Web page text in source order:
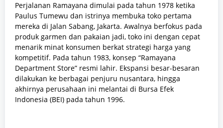
Perjalanan Ramayana dimulai pada tahun 1978 ketika
Paulus Tumewu dan istrinya membuka toko pertama
mereka di Jalan Sabang, Jakarta. Awalnya berfokus pada
produk garmen dan pakaian jadi, toko ini dengan cepat
menarik minat konsumen berkat strategi harga yang
kompetitif. Pada tahun 1983, konsep “Ramayana
Department Store” resmi lahir. Ekspansi besar-besaran
dilakukan ke berbagai penjuru nusantara, hingga
akhirnya perusahaan ini melantai di Bursa Efek
Indonesia (BEI) pada tahun 1996.